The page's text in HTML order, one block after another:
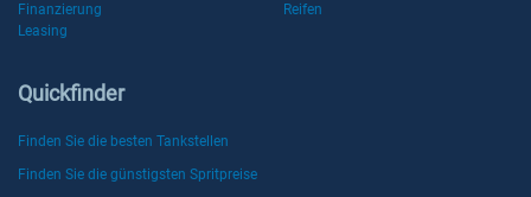
Finanzierung
Reifen
Leasing
Quickfinder
Finden Sie die besten Tankstellen
Finden Sie die günstigsten Spritpreise